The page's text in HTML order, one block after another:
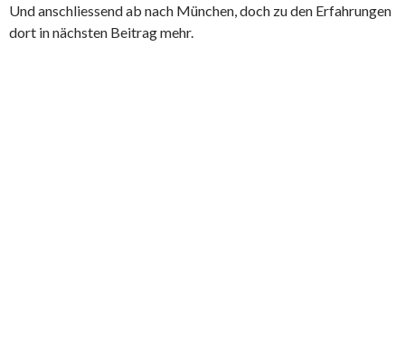
Und anschliessend ab nach München, doch zu den Erfahrungen
dort in nächsten Beitrag mehr.